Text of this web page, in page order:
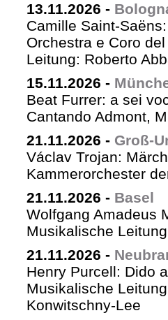
13.11.2026 -
Camille Saint-
Orchestra e Coro
Leitung: Roberto
15.11.2026 -
Beat Furrer: a sei
Cantando Admont,
21.11.2026 - Groß-
Václav Trojan:
Kammerorchester
21.11.2026 - Basel
Wolfgang Amadeus
Musikalische
21.11.2026 -
Henry Purcell: Dido
Musikalische
Konwitschny-Lee